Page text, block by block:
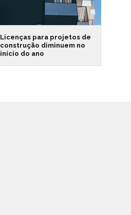
Licenças para projetos de
construção diminuem no
início do ano